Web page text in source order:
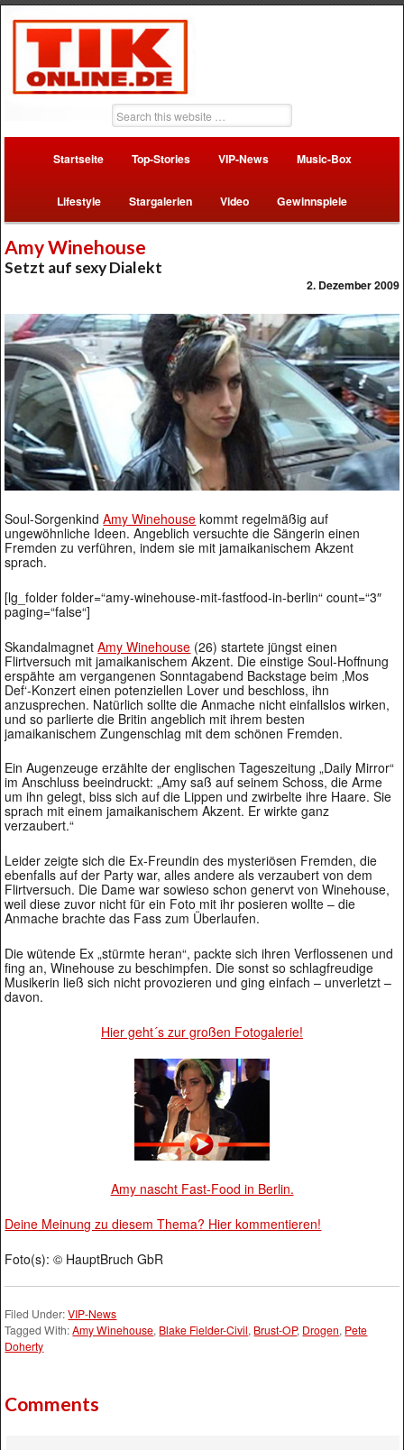
Startseite Top-Stories VIP-News Music-Box
Lifestyle Stargalerien Video Gewinnspiele
Amy Winehouse
Setzt auf sexy Dialekt
2. Dezember 2009
Soul-SorgenkindAmy Winehouse kommt regelmäßig auf
ungewöhnliche Ideen. Angeblich versuchte die Sängerin einen
Fremden zu verführen, indem sie mit jamaikanischem Akzent
sprach.
[lg_folder folder=“amy-winehouse-mit-fastfood-in-berlin“ count=“3″
paging=“false“]
SkandalmagnetAmy Winehouse (26) startete jüngst einen
Flirtversuch mit jamaikanischem Akzent. Die einstige Soul-Hoffnung
erspähte am vergangenen Sonntagabend Backstage beim ‚Mos
Def‘-Konzert einen potenziellen Lover und beschloss, ihn
anzusprechen. Natürlich sollte die Anmache nicht einfallslos wirken,
und so parlierte die Britin angeblich mit ihrem besten
jamaikanischem Zungenschlag mit dem schönen Fremden.
Ein Augenzeuge erzählte der englischen Tageszeitung „Daily Mirror“
im Anschluss beeindruckt: „Amy saß auf seinem Schoss, die Arme
um ihn gelegt, biss sich auf die Lippen und zwirbelte ihre Haare. Sie
sprach mit einem jamaikanischem Akzent. Er wirkte ganz
verzaubert.“
Leider zeigte sich die Ex-Freundin des mysteriösen Fremden, die
ebenfalls auf der Party war, alles andere als verzaubert von dem
Flirtversuch. Die Dame war sowieso schon genervt von Winehouse,
weil diese zuvor nicht für ein Foto mit ihr posieren wollte – die
Anmache brachte das Fass zum Überlaufen.
Die wütende Ex „stürmte heran“, packte sich ihren Verflossenen und
fing an, Winehouse zu beschimpfen. Die sonst so schlagfreudige
Musikerin ließ sich nicht provozieren und ging einfach – unverletzt –
davon.
Hier geht´s zur großen Fotogalerie!
Amy nascht Fast-Food in Berlin.
Deine Meinung zu diesem Thema? Hier kommentieren!
Foto(s): © HauptBruch GbR
Filed Under:VIP-News
Tagged With:Amy Winehouse, Blake Fielder-Civil, Brust-OP, Drogen, Pete
Doherty
Comments